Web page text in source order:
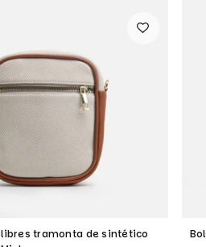
libres tramonta de sintético